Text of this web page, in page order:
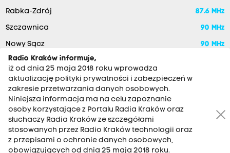
Rabka-Zdrój 87.6 MHz
Szczawnica 90 MHz
Nowy Sącz 90 MHz
RADIO KRAKÓW SA. Aleja Juliusza Słowackiego 22, 30-007
Kraków
Radio Kraków informuje,
iż od dnia 25 maja 2018 roku wprowadza
aktualizację polityki prywatności i zabezpieczeń w
zakresie przetwarzania danych osobowych.
Niniejsza informacja ma na celu zapoznanie
osoby korzystające z Portalu Radia Kraków oraz
słuchaczy Radia Kraków ze szczegółami
stosowanych przez Radio Kraków technologii oraz
z przepisami o ochronie danych osobowych,
obowiązujących od dnia 25 maja 2018 roku.